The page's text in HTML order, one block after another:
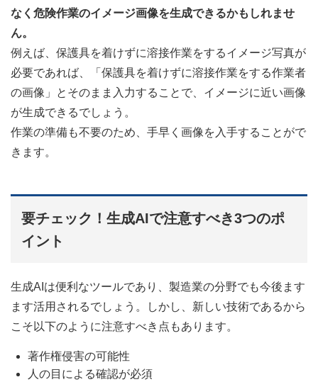
なく危険作業のイメージ画像を生成できるかもしれませ
ん。
例えば、保護具を着けずに溶接作業をするイメージ写真が
必要であれば、「保護具を着けずに溶接作業をする作業者
の画像」とそのまま入力することで、イメージに近い画像
が生成できるでしょう。
作業の準備も不要のため、手早く画像を入手することがで
きます。
要チェック！生成AIで注意すべき3つのポ
イント
生成AIは便利なツールであり、製造業の分野でも今後ます
ます活用されるでしょう。しかし、新しい技術であるから
こそ以下のように注意すべき点もあります。
著作権侵害の可能性
人の目による確認が必須